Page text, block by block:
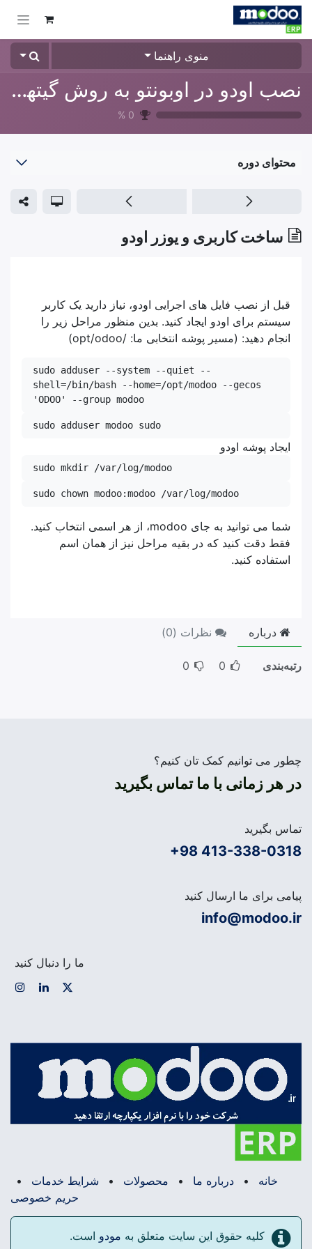
Skip to Content
منوی راهنما
نصب اودو در اوبونتو به روش گیتهاب
0
%
محتوای دوره
ساخت کاربری و یوزر اودو
قبل از نصب فایل های اجرایی اودو، نیاز دارید یک کاربر
سیستم برای اودو ایجاد کنید. بدین منظور مراحل زیر را
انجام دهید: (مسیر پوشه انتخابی ما: /opt/odoo)
sudo adduser --system --quiet --
shell=/bin/bash --home=/opt/modoo --gecos
'ODOO' --group modoo
sudo adduser modoo sudo
ایجاد پوشه اودو
sudo mkdir /var/log/modoo
sudo chown modoo:modoo /var/log/modoo
شما می توانید به جای modoo، از هر اسمی انتخاب کنید.
فقط دقت کنید که در بقیه مراحل نیز از همان اسم
استفاده کنید.
درباره نظرات (0
)
رتبه‌بندی 0
0
چطور می توانیم کمک تان کنیم؟
در هر زمانی با ما تماس بگیرید
تماس بگیرید
+98 413-338-0318
پیامی برای ما ارسال کنید
info@modoo.ir
ما را دنبال کنید
خانه • درباره ما • محصولات • شرایط خدمات
•
حریم خصوصی
کلیه حقوق این سایت متعلق به مودو است.